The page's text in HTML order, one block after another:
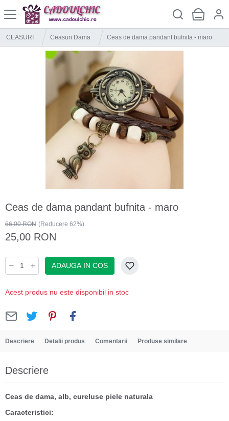
CEASURI Ceasuri Dama Ceas de dama pandant bufnita - maro
Ceas de dama pandant bufnita - maro
66,00 RON (Reducere 62%)
25,00 RON
ADAUGA IN COS
Acest produs nu este disponibil in stoc
Descriere Detalii produs Comentarii Produse similare
Descriere
Ceas de dama, alb, cureluse piele naturala
Caracteristici: